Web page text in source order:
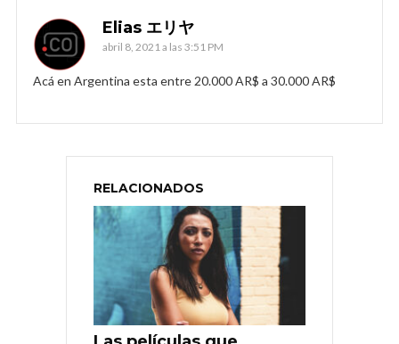
Elias エリヤ
abril 8, 2021 a las 3:51 PM
Acá en Argentina esta entre 20.000 AR$ a 30.000 AR$
RELACIONADOS